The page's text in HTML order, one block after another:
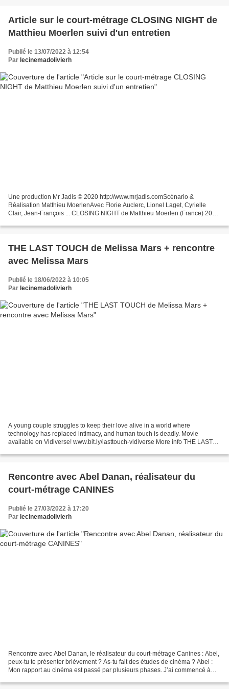
Article sur le court-métrage CLOSING NIGHT de
Matthieu Moerlen suivi d'un entretien
Publié le 13/07/2022 à 12:54
Par lecinemadolivierh
Une production Mr Jadis © 2020 http://www.mrjadis.comScénario &
Réalisation Matthieu MoerlenAvec Florie Auclerc, Lionel Laget, Cyrielle
Clair, Jean-François ... CLOSING NIGHT de Matthieu Moerlen (France) 2020
THE LAST TOUCH de Melissa Mars + rencontre
avec Melissa Mars
Publié le 18/06/2022 à 10:05
Par lecinemadolivierh
A young couple struggles to keep their love alive in a world where
technology has replaced intimacy, and human touch is deadly. Movie
available on Vidiverse! www.bit.ly/lasttouch-vidiverse More info THE LAST
Rencontre avec Abel Danan, réalisateur du
court-métrage CANINES
Publié le 27/03/2022 à 17:20
Par lecinemadolivierh
Rencontre avec Abel Danan, le réalisateur du court-métrage Canines : Abel,
peux-tu te présenter brièvement ? As-tu fait des études de cinéma ? Abel :
Mon rapport au cinéma est passé par plusieurs phases. J’ai commencé à